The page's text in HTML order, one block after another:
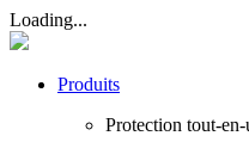
Loading...
Produits
Protection tout-en-